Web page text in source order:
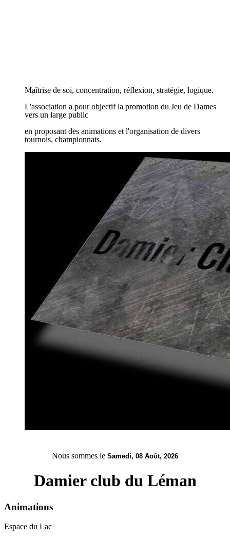
Maîtrise de soi, concentration, réflexion, stratégie, logique.
L'association a pour objectif la promotion du Jeu de Dames
vers un large public
en proposant des animations et l'organisation de divers
tournois, championnats.
Maîtrise de soi, concentration, réflexion, stratégie, logique.
L'association a pour objectif la promotion du Jeu de Dames
vers un large public
en proposant des animations et l'organisation de divers
tournois, championnats.
Nous sommes le Samedi, 08 Août, 2026
Damier club du Léman
Animations
Espace du Lac